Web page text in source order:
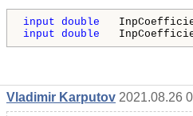
input double
input double
Vladimir Karputov 2021.08.26